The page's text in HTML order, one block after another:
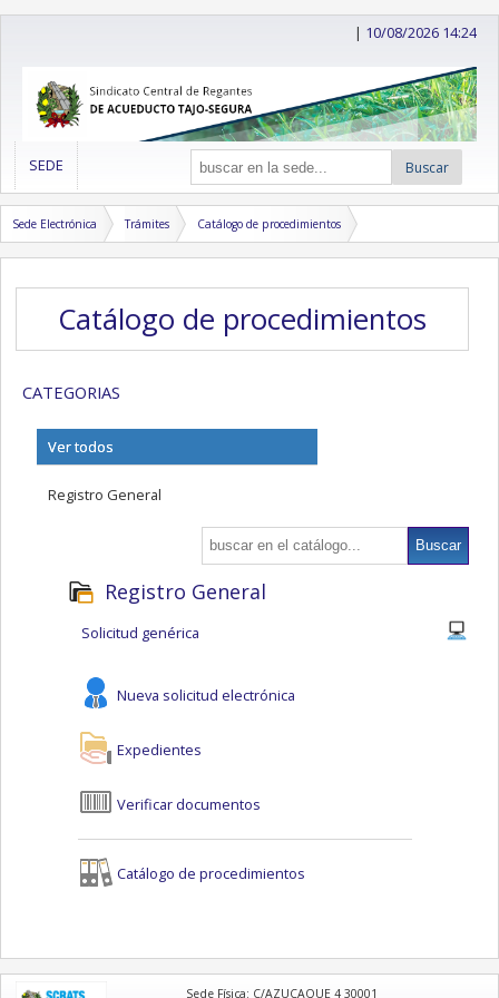
| 10/08/2026 14:24
SEDE Buscar
Sede Electrónica Trámites Catálogo de procedimientos
Catálogo de procedimientos
CATEGORIAS
Ver todos
Registro General
Registro General
Solicitud genérica
Nueva solicitud electrónica
Expedientes
Verificar documentos
Catálogo de procedimientos
logo Sede Física: C/AZUCAQUE 4 30001